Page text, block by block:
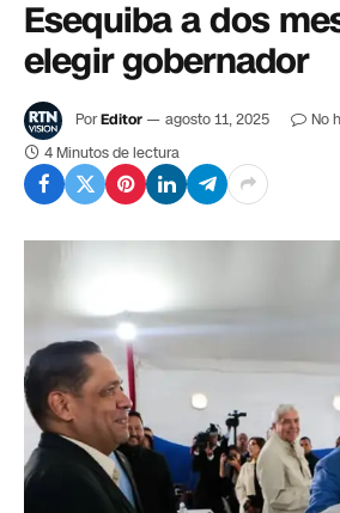
Esequiba a dos
elegir gobernador
PorEditor agosto 11, 2025
No
4 Minutos de lectura